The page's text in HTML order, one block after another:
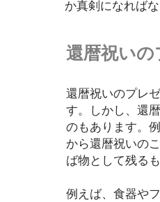
か真剣になれば
還暦祝いの
還暦祝いのプレ
す。しかし、還
のもあります。
から還暦祝いの
ば物として残る
例えば、食器や